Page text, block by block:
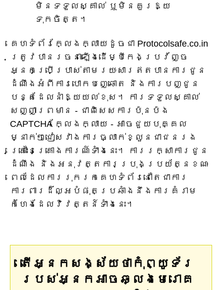
មិនទទួលស្គាល់ ឬមិនគួរឱ្យ
ទុកចិត្ត។
គេហទំព័រក្លែងក្លាយដូចជា Protocolsafe.co.in
ត្រូវបានរចនាឡើងដើម្បីកេងប្រវ័ញ្ច
អ្នកប្រើប្រាស់តាមរយៈសារឥតបានការជូន
ដំណឹងអំពីការបោកបញ្ឆោត និងការបញ្ជូន
បន្តដែលនាំឱ្យយល់ខុស។ ការទទួលស្គាល់
សញ្ញាព្រមាន - ជាពិសេសការប៉ុនប៉ង
CAPTCHA ក្លែងក្លាយ - អាចជួយបុគ្គល
ម្នាក់ៗជៀសវាងការធ្លាក់ខ្លួនជាជនរង
គ្រោះនៃគ្រោងការណ៍ទាំងនេះ។ ការរក្សាការជូន
ដំណឹង និងអនុវត្តការប្រុងប្រយ័ត្នខណៈ
ពេលដែលការរុករកគេហទំព័រនៅតែជាការ
ការពារដ៏ល្អបំផុតប្រឆាំងនឹងការគំរាម
កំហែងដែលវិវត្តន៍ទាំងនេះ។
តើអ្នកសង្ស័យថាកុំព្យូទ័រ
របស់អ្នកអាចឆ្លងមេរោគ